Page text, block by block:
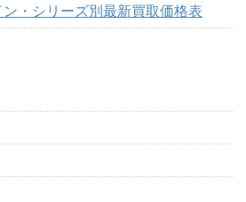
ン・シリーズ別最新買取価格表